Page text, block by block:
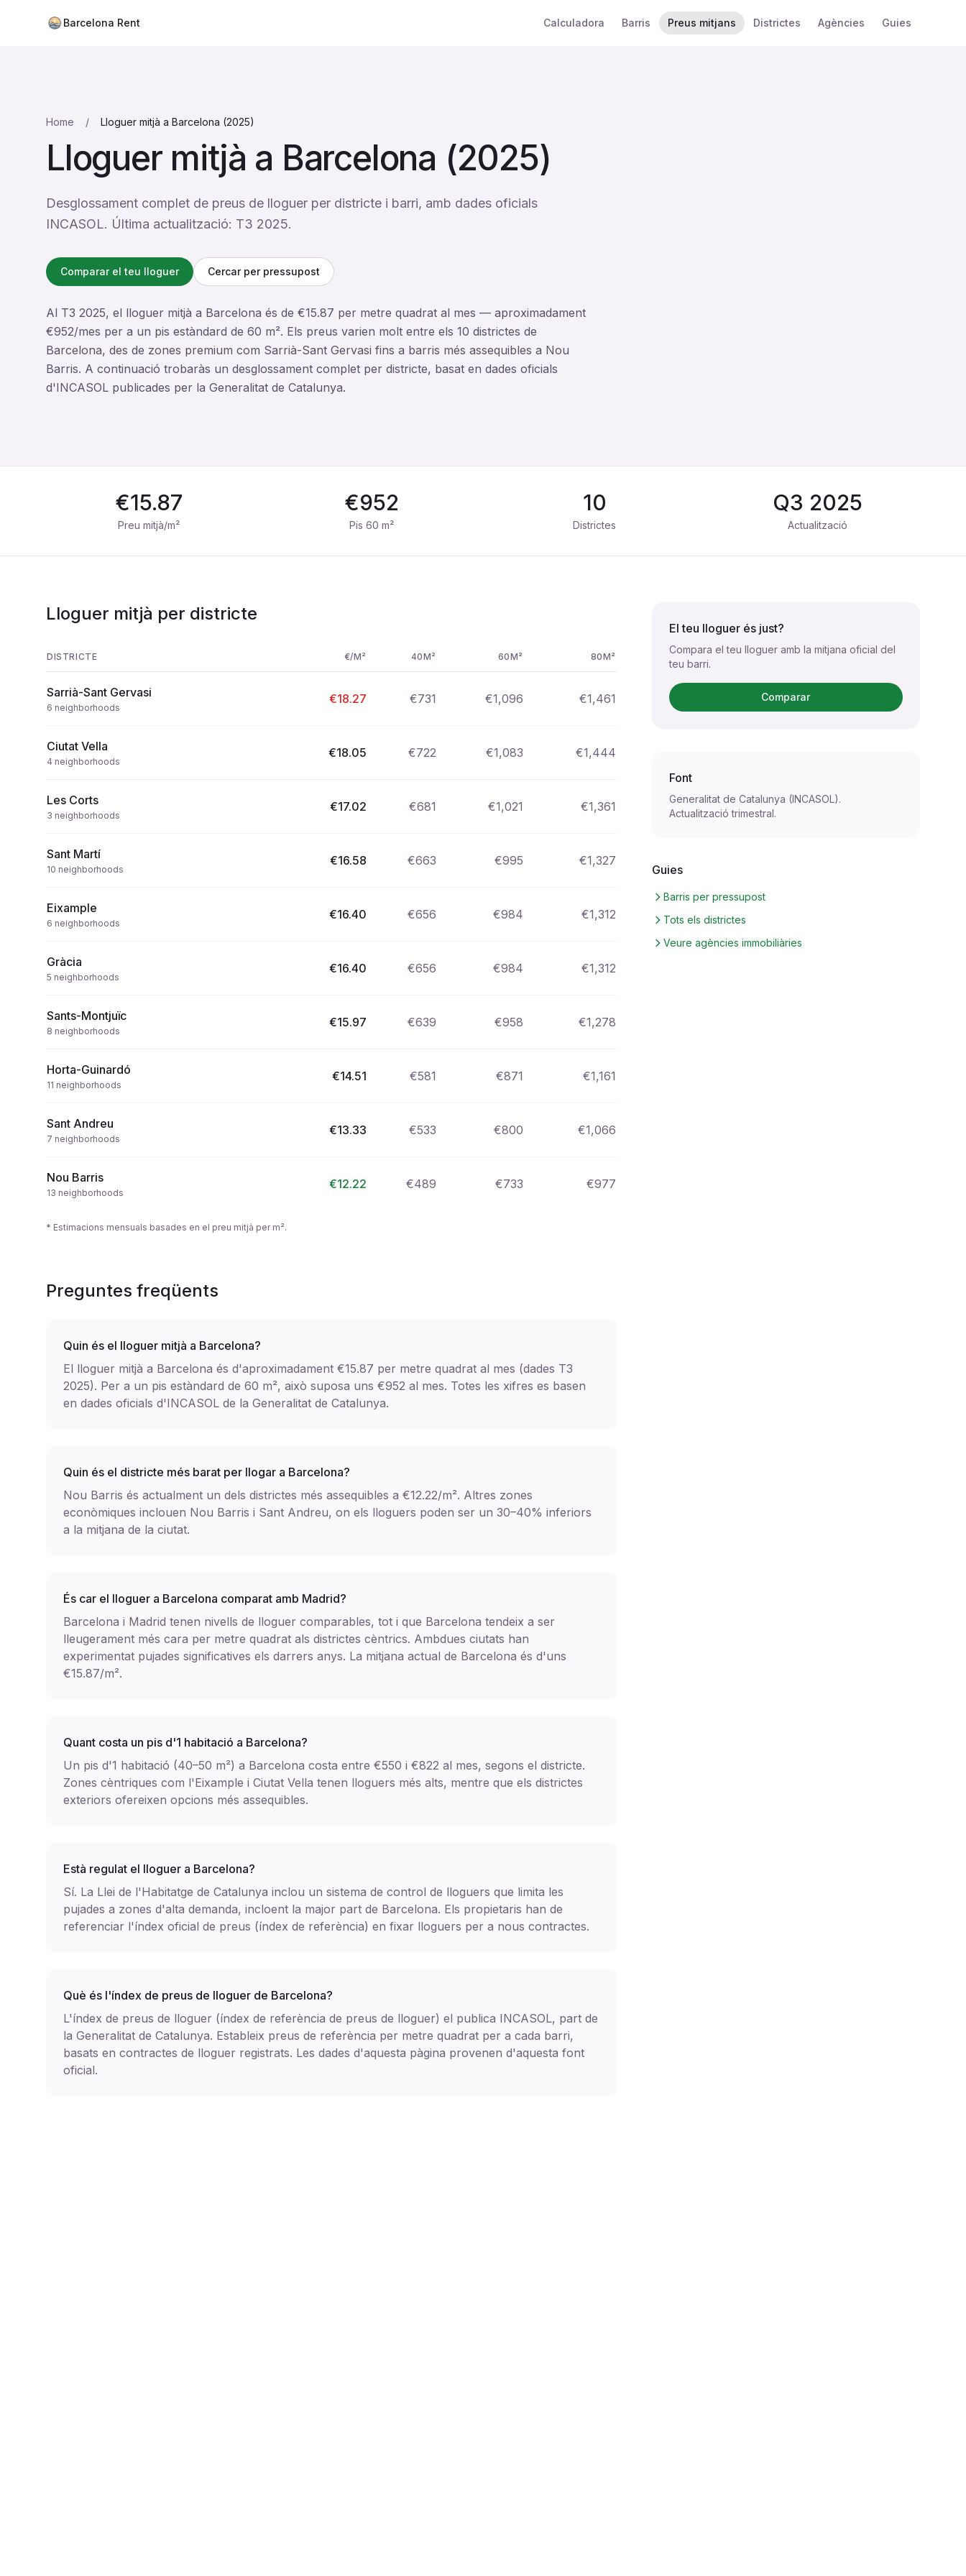
Barcelona Rent Calculadora Barris Preus mitjans Districtes Agències Guies
Home / Lloguer mitjà a Barcelona (2025)
Lloguer mitjà a Barcelona (2025)
Desglossament complet de preus de lloguer per districte i barri, amb dades oficials
INCASOL. Última actualització: T3 2025.
Comparar el teu lloguer Cercar per pressupost
Al T3 2025, el lloguer mitjà a Barcelona és de €15.87 per metre quadrat al mes — aproximadament
€952/mes per a un pis estàndard de 60 m². Els preus varien molt entre els 10 districtes de
Barcelona, des de zones premium com Sarrià-Sant Gervasi fins a barris més assequibles a Nou
Barris. A continuació trobaràs un desglossament complet per districte, basat en dades oficials
d'INCASOL publicades per la Generalitat de Catalunya.
€15.87
Preu mitjà/m²
€952
Pis 60 m²
10
Districtes
Q3 2025
Actualització
Lloguer mitjà per districte
DISTRICTE €/M² 40M² 60M² 80M²
Sarrià-Sant Gervasi
6 neighborhoods
€18.27 €731 €1,096 €1,461
Ciutat Vella
4 neighborhoods
€18.05 €722 €1,083 €1,444
Les Corts
3 neighborhoods
€17.02 €681 €1,021 €1,361
Sant Martí
10 neighborhoods
€16.58 €663 €995 €1,327
Eixample
6 neighborhoods
€16.40 €656 €984 €1,312
Gràcia
5 neighborhoods
€16.40 €656 €984 €1,312
Sants-Montjuïc
8 neighborhoods
€15.97 €639 €958 €1,278
Horta-Guinardó
11 neighborhoods
€14.51 €581 €871 €1,161
Sant Andreu
7 neighborhoods
€13.33 €533 €800 €1,066
Nou Barris
13 neighborhoods
€12.22 €489 €733 €977
* Estimacions mensuals basades en el preu mitjà per m².
Preguntes freqüents
Quin és el lloguer mitjà a Barcelona?
El lloguer mitjà a Barcelona és d'aproximadament €15.87 per metre quadrat al mes (dades T3
2025). Per a un pis estàndard de 60 m², això suposa uns €952 al mes. Totes les xifres es basen
en dades oficials d'INCASOL de la Generalitat de Catalunya.
Quin és el districte més barat per llogar a Barcelona?
Nou Barris és actualment un dels districtes més assequibles a €12.22/m². Altres zones
econòmiques inclouen Nou Barris i Sant Andreu, on els lloguers poden ser un 30–40% inferiors
a la mitjana de la ciutat.
És car el lloguer a Barcelona comparat amb Madrid?
Barcelona i Madrid tenen nivells de lloguer comparables, tot i que Barcelona tendeix a ser
lleugerament més cara per metre quadrat als districtes cèntrics. Ambdues ciutats han
experimentat pujades significatives els darrers anys. La mitjana actual de Barcelona és d'uns
€15.87/m².
Quant costa un pis d'1 habitació a Barcelona?
Un pis d'1 habitació (40–50 m²) a Barcelona costa entre €550 i €822 al mes, segons el districte.
Zones cèntriques com l'Eixample i Ciutat Vella tenen lloguers més alts, mentre que els districtes
exteriors ofereixen opcions més assequibles.
Està regulat el lloguer a Barcelona?
Sí. La Llei de l'Habitatge de Catalunya inclou un sistema de control de lloguers que limita les
pujades a zones d'alta demanda, incloent la major part de Barcelona. Els propietaris han de
referenciar l'índex oficial de preus (índex de referència) en fixar lloguers per a nous contractes.
Què és l'índex de preus de lloguer de Barcelona?
L'índex de preus de lloguer (índex de referència de preus de lloguer) el publica INCASOL, part de
la Generalitat de Catalunya. Estableix preus de referència per metre quadrat per a cada barri,
basats en contractes de lloguer registrats. Les dades d'aquesta pàgina provenen d'aquesta font
oficial.
El teu lloguer és just?
Compara el teu lloguer amb la mitjana oficial del
teu barri.
Comparar
Font
Generalitat de Catalunya (INCASOL).
Actualització trimestral.
Guies
Barris per pressupost
Tots els districtes
Veure agències immobiliàries